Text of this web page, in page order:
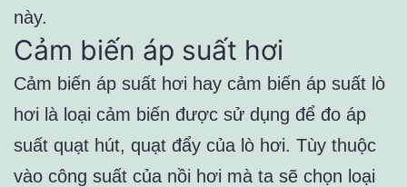
này.
Cảm biến áp suất hơi
Cảm biến áp suất hơi hay cảm biến áp suất lò
hơi là loại cảm biến được sử dụng để đo áp
suất quạt hút, quạt đẩy của lò hơi. Tùy thuộc
vào công suất của nồi hơi mà ta sẽ chọn loại